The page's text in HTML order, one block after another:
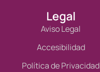
Legal
Aviso Legal
Accesibilidad
Política de Privacidad